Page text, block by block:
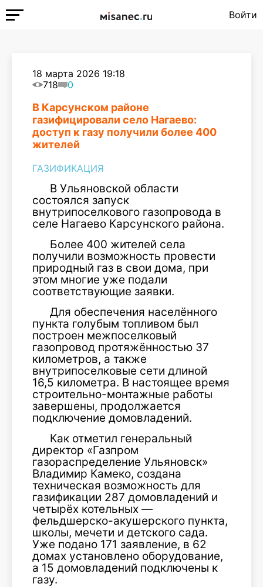
Войти
18 марта 2026 19:18
718
0
В Карсунском районе
газифицировали село Нагаево:
доступ к газу получили более 400
жителей
ГАЗИФИКАЦИЯ
В Ульяновской области
состоялся запуск
внутрипоселкового газопровода в
селе Нагаево Карсунского района.
Более 400 жителей села
получили возможность провести
природный газ в свои дома, при
этом многие уже подали
соответствующие заявки.
Для обеспечения населённого
пункта голубым топливом был
построен межпоселковый
газопровод протяжённостью 37
километров, а также
внутрипоселковые сети длиной
16,5 километра. В настоящее время
строительно-монтажные работы
завершены, продолжается
подключение домовладений.
Как отметил генеральный
директор «Газпром
газораспределение Ульяновск»
Владимир Камеко, создана
техническая возможность для
газификации 287 домовладений и
четырёх котельных —
фельдшерско-акушерского пункта,
школы, мечети и детского сада.
Уже подано 171 заявление, в 62
домах установлено оборудование,
а 15 домовладений подключены к
газу.